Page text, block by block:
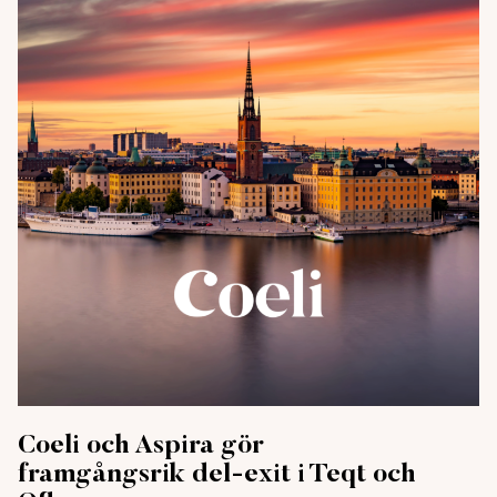
Coeli och Aspira gör
framgångsrik del-exit i Teqt och